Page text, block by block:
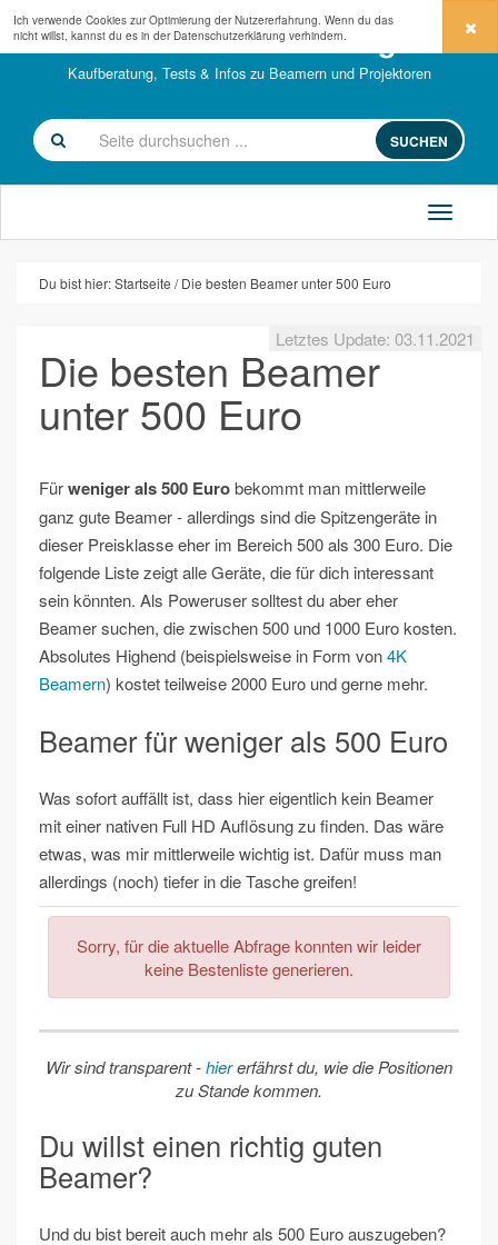
beamerkaufberatung.de
Kaufberatung, Tests & Infos zu Beamern und Projektoren
SUCHEN
Du bist hier:Startseite Die besten Beamer unter 500 Euro
Letztes Update: 03.11.2021
Die besten Beamer
unter 500 Euro
Fürweniger als 500 Eurobekommt man mittlerweile
ganz gute Beamer - allerdings sind die Spitzengeräte in
dieser Preisklasse eher im Bereich 500 als 300 Euro. Die
folgende Liste zeigt alle Geräte, die für dich interessant
sein könnten. Als Poweruser solltest du aber eher
Beamer suchen, die zwischen 500 und 1000 Euro kosten.
Absolutes Highend (beispielsweise in Form von4K
Beamern) kostet teilweise 2000 Euro und gerne mehr.
Beamer für weniger als 500 Euro
Was sofort auffällt ist, dass hier eigentlich kein Beamer
mit einer nativen Full HD Auflösung zu finden. Das wäre
etwas, was mir mittlerweile wichtig ist. Dafür muss man
allerdings (noch) tiefer in die Tasche greifen!
Sorry, für die aktuelle Abfrage konnten wir leider
keine Bestenliste generieren.
Wir sind transparent -hiererfährst du, wie die Positionen
zu Stande kommen.
Du willst einen richtig guten
Beamer?
Und du bist bereit auch mehr als 500 Euro auszugeben?
Ich verwende Cookies zur Optimierung der Nutzererfahrung. Wenn du das
nicht willst, kannst du es in der Datenschutzerklärung verhindern.